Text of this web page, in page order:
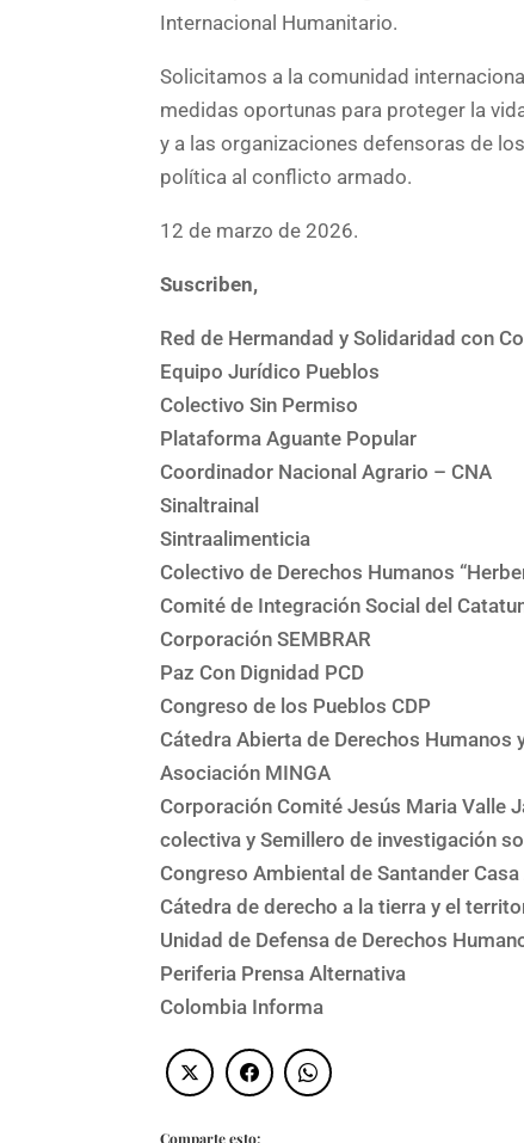
Internacional Humanitario.
Solicitamos a la comunidad
medidas oportunas para proteger la
y a las organizaciones defensoras de
política al conflicto armado.
12 de marzo de 2026.
Suscriben,
Red de Hermandad y Solidaridad con
Equipo Jurídico Pueblos
Colectivo Sin Permiso
Plataforma Aguante Popular
Coordinador Nacional Agrario – CNA
Sinaltrainal
Sintraalimenticia
Colectivo de Derechos Humanos
Comité de Integración Social del
Corporación SEMBRAR
Paz Con Dignidad PCD
Congreso de los Pueblos CDP
Cátedra Abierta de Derechos Humanos
Asociación MINGA
Corporación Comité Jesús Maria Valle
colectiva y Semillero de investigación
Congreso Ambiental de Santander Casa
Cátedra de derecho a la tierra y el
Unidad de Defensa de Derechos
Periferia Prensa Alternativa
Colombia Informa
Comparte esto: